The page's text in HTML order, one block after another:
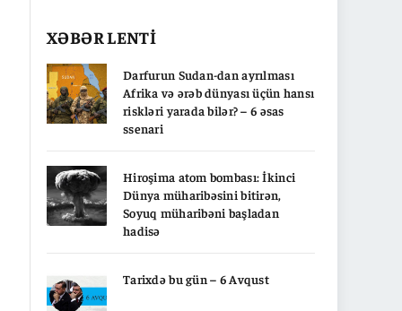
XƏBƏR LENTİ
Darfurun Sudan-dan ayrılması
Afrika və ərəb dünyası üçün hansı
riskləri yarada bilər? – 6 əsas
ssenari
Hiroşima atom bombası: İkinci
Dünya müharibəsini bitirən,
Soyuq müharibəni başladan
hadisə
Tarixdə bu gün – 6 Avqust